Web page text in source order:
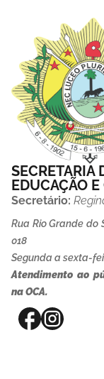
SECRETARIA
EDUCAÇÃO
Secretário:
Rua Rio Grande do
018
Segunda a sexta-
Atendimento ao
na OCA.